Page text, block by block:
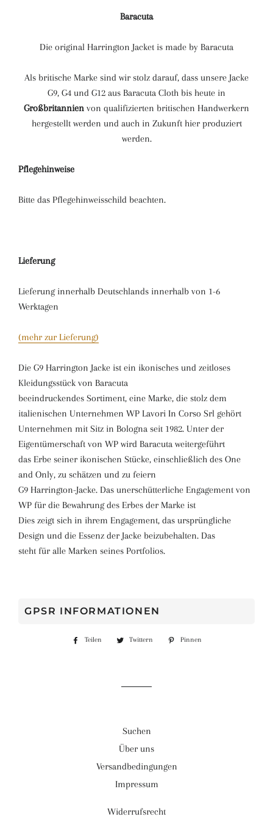
Baracuta
Die original Harrington Jacket is made by Baracuta
Als britische Marke sind wir stolz darauf, dass unsere Jacke
G9, G4 und G12 aus Baracuta Cloth bis heute in
Großbritannien von qualifizierten britischen Handwerkern
hergestellt werden und auch in Zukunft hier produziert
werden.
Pflegehinweise
Bitte das Pflegehinweisschild beachten.
Lieferung
Lieferung innerhalb Deutschlands innerhalb von 1-6
Werktagen
(mehr zur Lieferung)
Die G9 Harrington Jacke ist ein ikonisches und zeitloses
Kleidungsstück von Baracuta
beeindruckendes Sortiment, eine Marke, die stolz dem
italienischen Unternehmen WP Lavori In Corso Srl gehört
Unternehmen mit Sitz in Bologna seit 1982. Unter der
Eigentümerschaft von WP wird Baracuta weitergeführt
das Erbe seiner ikonischen Stücke, einschließlich des One
and Only, zu schätzen und zu feiern
G9 Harrington-Jacke. Das unerschütterliche Engagement von
WP für die Bewahrung des Erbes der Marke ist
Dies zeigt sich in ihrem Engagement, das ursprüngliche
Design und die Essenz der Jacke beizubehalten. Das
steht für alle Marken seines Portfolios.
GPSR INFORMATIONEN
Teilen
Auf
Twittern
Auf
Pinnen
Suchen
Über uns
Versandbedingungen
Impressum
Widerrufsrecht